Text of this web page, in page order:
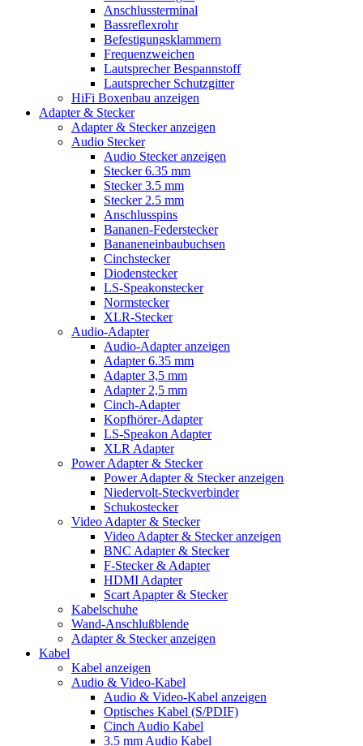
Anschlussterminal
Bassreflexrohr
Befestigungsklammern
Frequenzweichen
Lautsprecher Bespannstoff
Lautsprecher Schutzgitter
HiFi Boxenbau anzeigen
Adapter & Stecker
Adapter & Stecker anzeigen
Audio Stecker
Audio Stecker anzeigen
Stecker 6.35 mm
Stecker 3.5 mm
Stecker 2.5 mm
Anschlusspins
Bananen-Federstecker
Bananeneinbaubuchsen
Cinchstecker
Diodenstecker
LS-Speakonstecker
Normstecker
XLR-Stecker
Audio-Adapter
Audio-Adapter anzeigen
Adapter 6.35 mm
Adapter 3,5 mm
Adapter 2,5 mm
Cinch-Adapter
Kopfhörer-Adapter
LS-Speakon Adapter
XLR Adapter
Power Adapter & Stecker
Power Adapter & Stecker anzeigen
Niedervolt-Steckverbinder
Schukostecker
Video Adapter & Stecker
Video Adapter & Stecker anzeigen
BNC Adapter & Stecker
F-Stecker & Adapter
HDMI Adapter
Scart Apapter & Stecker
Kabelschuhe
Wand-Anschlußblende
Adapter & Stecker anzeigen
Kabel
Kabel anzeigen
Audio & Video-Kabel
Audio & Video-Kabel anzeigen
Optisches Kabel (S/PDIF)
Cinch Audio Kabel
3.5 mm Audio Kabel